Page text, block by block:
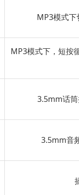
MP3模式下
MP3模式下，短按
3.5mm话筒
3.5mm音